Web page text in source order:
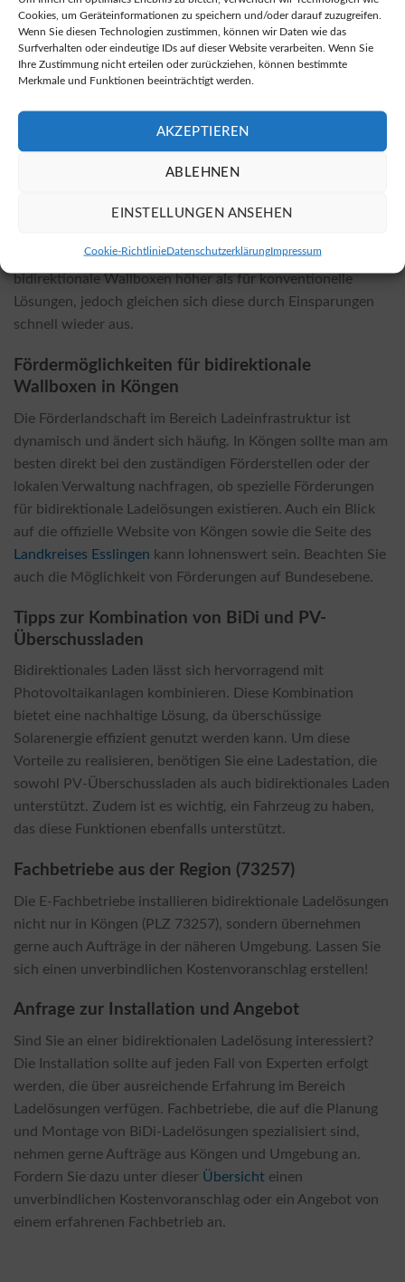
Cookies, um Geräteinformationen zu speichern und/oder darauf zuzugreifen.
Wenn Sie diesen Technologien zustimmen, können wir Daten wie das
Surfverhalten oder eindeutige IDs auf dieser Website verarbeiten. Wenn Sie
Ihre Zustimmung nicht erteilen oder zurückziehen, können bestimmte
Merkmale und Funktionen beeinträchtigt werden.
AKZEPTIEREN
ABLEHNEN
EINSTELLUNGEN ANSEHEN
Cookie-RichtlinieDatenschutzerklärungImpressum
Ort als auch in zahlreichen Online-Shops erhältlich.
Oftmals sind die Preise in Online-Shops günstiger. Eine
Möglichkeit, bidirektionale Wallboxen zu kaufen, bietet
dieserOnlineshop.
Installationskosten und Einflussfaktoren
Die Kosten für die Installation einer bidirektionalen
Wallbox hängen stark vom gewählten Modell sowie den
Materialien, die Komplexität der Installation und eventuell
beeinflussen. Oftmals sind die Installationskosten für
bidirektionale Wallboxen höher als für konventionelle
Lösungen, jedoch gleichen sich diese durch Einsparungen
schnell wieder aus.
Fördermöglichkeiten für bidirektionale
Wallboxen in Köngen
Die Förderlandschaft im Bereich Ladeinfrastruktur ist
dynamisch und ändert sich häufig. In Köngen sollte man am
besten direkt bei den zuständigen Förderstellen oder der
lokalen Verwaltung nachfragen, ob spezielle Förderungen
für bidirektionale Ladelösungen existieren. Auch ein Blick
auf die offizielle Website von Köngen sowie die Seite des
Landkreises Esslingen kann lohnenswert sein. Beachten Sie
auch die Möglichkeit von Förderungen auf Bundesebene.
Tipps zur Kombination von BiDi und PV-
Überschussladen
Bidirektionales Laden lässt sich hervorragend mit
Photovoltaikanlagen kombinieren. Diese Kombination
bietet eine nachhaltige Lösung, da überschüssige
Solarenergie effizient genutzt werden kann. Um diese
Vorteile zu realisieren, benötigen Sie eine Ladestation, die
sowohl PV-Überschussladen als auch bidirektionales Laden
unterstützt. Zudem ist es wichtig, ein Fahrzeug zu haben,
das diese Funktionen ebenfalls unterstützt.
Fachbetriebe aus der Region (73257)
Die E-Fachbetriebe installieren bidirektionale Ladelösungen
nicht nur in Köngen (PLZ 73257), sondern übernehmen
gerne auch Aufträge in der näheren Umgebung. Lassen Sie
sich einen unverbindlichen Kostenvoranschlag erstellen!
Anfrage zur Installation und Angebot
Sind Sie an einer bidirektionalen Ladelösung interessiert?
Die Installation sollte auf jeden Fall von Experten erfolgt
werden, die über ausreichende Erfahrung im Bereich
Ladelösungen verfügen. Fachbetriebe, die auf die Planung
und Montage von BiDi-Ladelösungen spezialisiert sind,
nehmen gerne Aufträge aus Köngen und Umgebung an.
Fordern Sie dazu unter dieser Übersicht einen
unverbindlichen Kostenvoranschlag oder ein Angebot von
einem erfahrenen Fachbetrieb an.